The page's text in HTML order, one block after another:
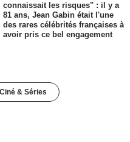
connaissait les risques" : il y a
81 ans, Jean Gabin était l'une
des rares célébrités françaises à
avoir pris ce bel engagement
& Séries